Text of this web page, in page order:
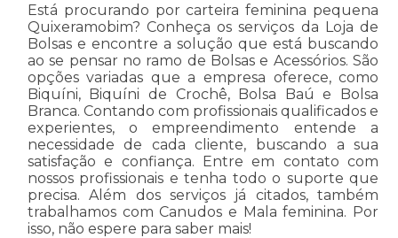
Está procurando por carteira feminina pequena
Quixeramobim? Conheça os serviços da Loja de
Bolsas e encontre a solução que está buscando
ao se pensar no ramo de Bolsas e Acessórios. São
opções variadas que a empresa oferece, como
Biquíni, Biquíni de Crochê, Bolsa Baú e Bolsa
Branca. Contando com profissionais qualificados e
experientes, o empreendimento entende a
necessidade de cada cliente, buscando a sua
satisfação e confiança. Entre em contato com
nossos profissionais e tenha todo o suporte que
precisa. Além dos serviços já citados, também
trabalhamos com Canudos e Mala feminina. Por
isso, não espere para saber mais!